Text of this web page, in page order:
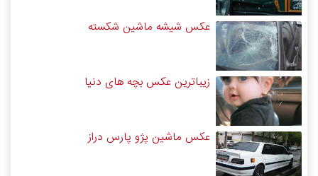
عکس شیشه ماشین شکسته
زیباترین عکس بچه های دنیا
عکس ماشین پژو پارس دراز